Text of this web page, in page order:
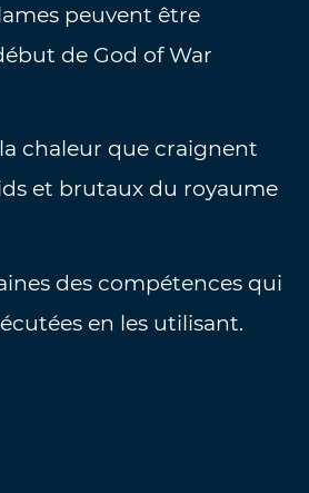
peuvent être
de God of War
chaleur que craignent
et brutaux du royaume
des compétences qui
en les utilisant.